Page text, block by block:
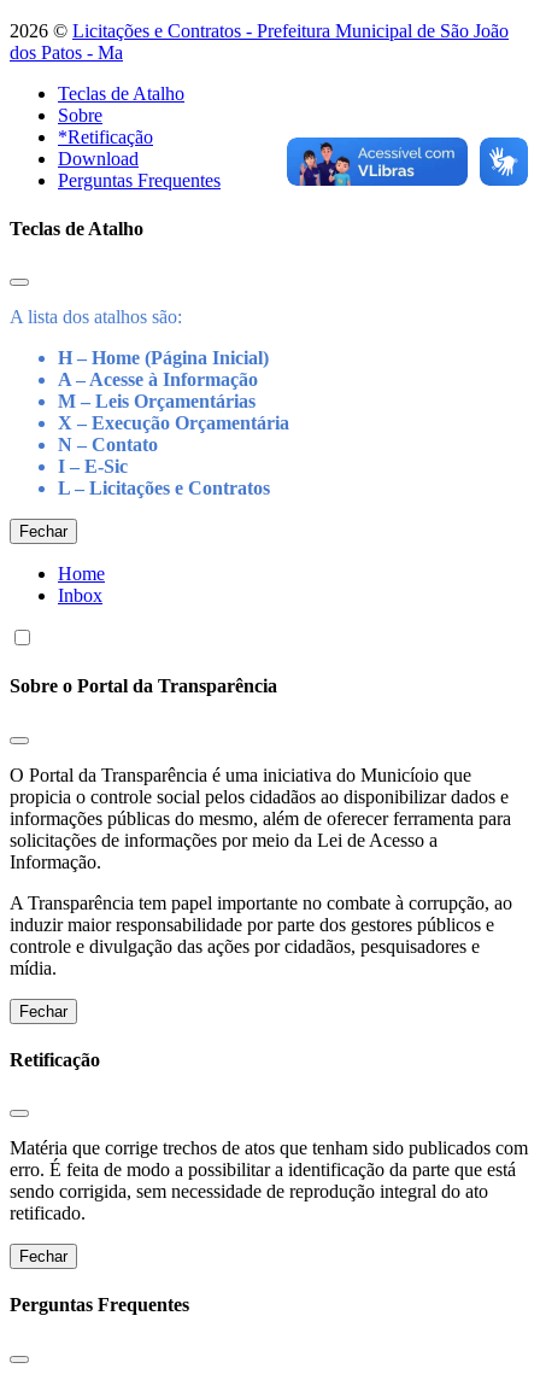
2026 © Licitações e Contratos - Prefeitura Municipal de São João
dos Patos - Ma
Teclas de Atalho
Sobre
*Retificação
Download
Perguntas Frequentes
Teclas de Atalho
A lista dos atalhos são:
H – Home (Página Inicial)
A – Acesse à Informação
M – Leis Orçamentárias
X – Execução Orçamentária
N – Contato
I – E-Sic
L – Licitações e Contratos
Fechar
Home
Inbox
Sobre o Portal da Transparência
O Portal da Transparência é uma iniciativa do Municíoio que
propicia o controle social pelos cidadãos ao disponibilizar dados e
informações públicas do mesmo, além de oferecer ferramenta para
solicitações de informações por meio da Lei de Acesso a
Informação.
A Transparência tem papel importante no combate à corrupção, ao
induzir maior responsabilidade por parte dos gestores públicos e
controle e divulgação das ações por cidadãos, pesquisadores e
mídia.
Fechar
Retificação
Matéria que corrige trechos de atos que tenham sido publicados com
erro. É feita de modo a possibilitar a identificação da parte que está
sendo corrigida, sem necessidade de reprodução integral do ato
retificado.
Fechar
Perguntas Frequentes